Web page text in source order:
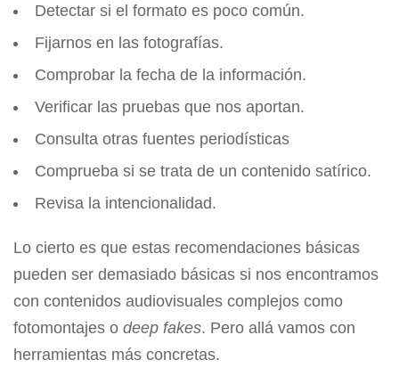
Detectar si el formato es poco común.
Fijarnos en las fotografías.
Comprobar la fecha de la información.
Verificar las pruebas que nos aportan.
Consulta otras fuentes periodísticas
Comprueba si se trata de un contenido satírico.
Revisa la intencionalidad.
Lo cierto es que estas recomendaciones básicas
pueden ser demasiado básicas si nos encontramos
con contenidos audiovisuales complejos como
fotomontajes o deep fakes. Pero allá vamos con
herramientas más concretas.